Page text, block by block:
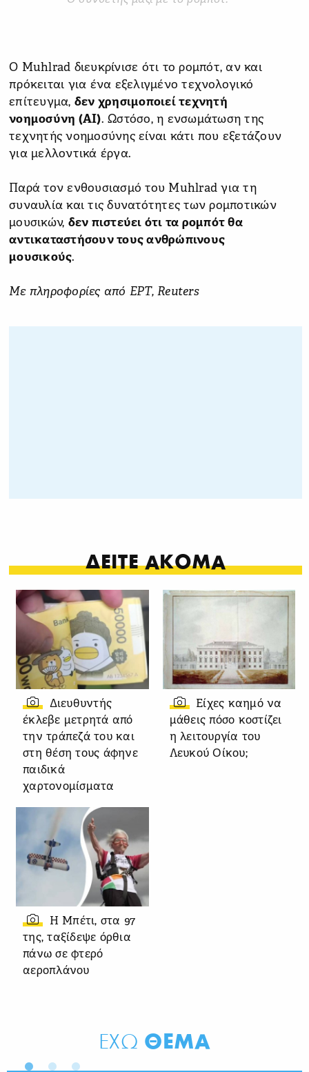
Ο Muhlrad διευκρίνισε ότι το ρομπότ, αν και
πρόκειται για ένα εξελιγμένο τεχνολογικό
επίτευγμα, δεν χρησιμοποιεί τεχνητή
νοημοσύνη (AI). Ωστόσο, η ενσωμάτωση της
τεχνητής νοημοσύνης είναι κάτι που εξετάζουν
για μελλοντικά έργα.
Παρά τον ενθουσιασμό του Muhlrad για τη
συναυλία και τις δυνατότητες των ρομποτικών
μουσικών, δεν πιστεύει ότι τα ρομπότ θα
αντικαταστήσουν τους ανθρώπινους
μουσικούς.
Με πληροφορίες από ΕΡΤ, Reuters
ΔΕΙΤΕ ΑΚΟΜΑ
Διευθυντής
έκλεβε μετρητά από
την τράπεζά του και
στη θέση τους άφηνε
παιδικά
χαρτονομίσματα
Είχες καημό να
μάθεις πόσο κοστίζει
η λειτουργία του
Λευκού Οίκου;
Η Μπέτι, στα 97
της, ταξίδεψε όρθια
πάνω σε φτερό
αεροπλάνου
ΕΧΩ ΘΕΜΑ